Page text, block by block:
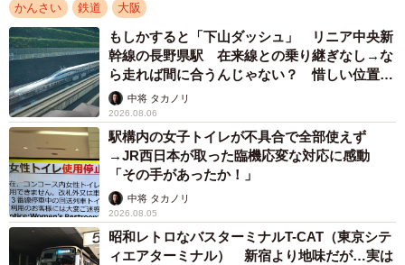
かんさい 鉄道 大阪
もしかすると「下山ダッシュ」 リニア中央新
幹線の長野県駅 在来線との乗り継ぎなし→な
ら走れば間に合うんじゃない？ 惜しい位置関
係が反響
中将 タカノリ
2026.08.06
駅構内の女子トイレが不具合で全部使えず
→JR西日本が取った臨機応変な対応に感動
「その手があったか！」
中将 タカノリ
2026.08.05
昭和レトロなバスターミナルT-CAT（東京シテ
ィエアターミナル） 新宿より地味だが…実は